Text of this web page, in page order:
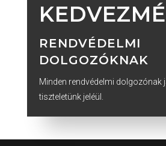
RENDVÉDELMI
DOLGOZÓKNAK
Minden rendvédelmi dolgozónak
tiszteletünk jeléül.